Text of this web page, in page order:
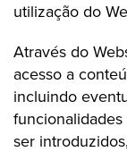
utilização do
Através do
acesso a
incluindo
ser